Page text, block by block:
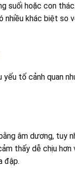
hoặc con
khác biệt so
tố cảnh quan
âm dương,
thấy dễ chịu
đập.